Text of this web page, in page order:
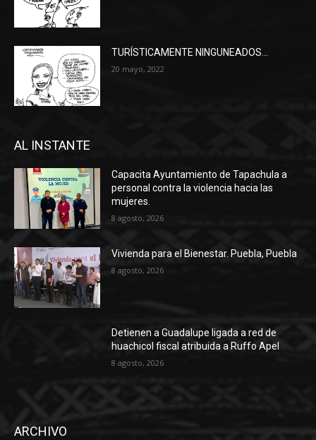
TURÍSTICAMENTE NINGUNEADOS…
20 mayo, 2022
AL INSTANTE
Capacita Ayuntamiento de Tapachula a
personal contra la violencia hacia las
mujeres.
8 agosto, 2026
Vivienda para el Bienestar. Puebla, Puebla
8 agosto, 2026
Detienen a Guadalupe ligada a red de
huachicol fiscal atribuida a Ruffo Apel
8 agosto, 2026
ARCHIVO